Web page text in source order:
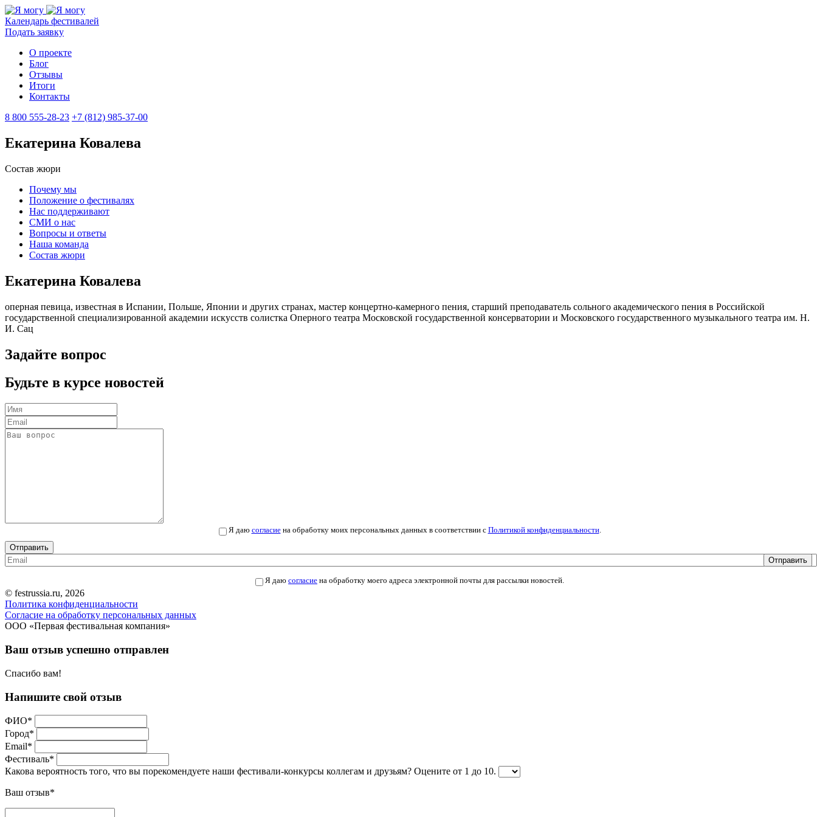
Календарь фестивалей
Подать заявку
О проекте
Блог
Отзывы
Итоги
Контакты
8 800 555-28-23 +7 (812) 985-37-00
Екатерина Ковалева
Состав жюри
Почему мы
Положение о фестивалях
Нас поддерживают
СМИ о нас
Вопросы и ответы
Наша команда
Состав жюри
Екатерина Ковалева
оперная певица, известная в Испании, Польше, Японии и других странах, мастер концертно-камерного пения, старший преподаватель сольного академического пения в Российской
государственной специализированной академии искусств солистка Оперного театра Московской государственной консерватории и Московского государственного музыкального театра им. Н.
И. Сац
Задайте вопрос
Будьте в курсе новостей
Я даю согласиена обработку моих персональных данных в соответствии с Политикой конфиденциальности.
Отправить
Отправить
Я даю согласие на обработку моего адреса электронной почты для рассылки новостей.
© festrussia.ru, 2026
Политика конфиденциальности
Cогласие на обработку персональных данных
ООО «Первая фестивальная компания»
Ваш отзыв успешно отправлен
Спасибо вам!
Напишите свой отзыв
ФИО*
Город*
Email*
Фестиваль*
Какова вероятность того, что вы порекомендуете наши фестивали-конкурсы коллегам и друзьям? Оцените от 1 до 10.
Ваш отзыв*